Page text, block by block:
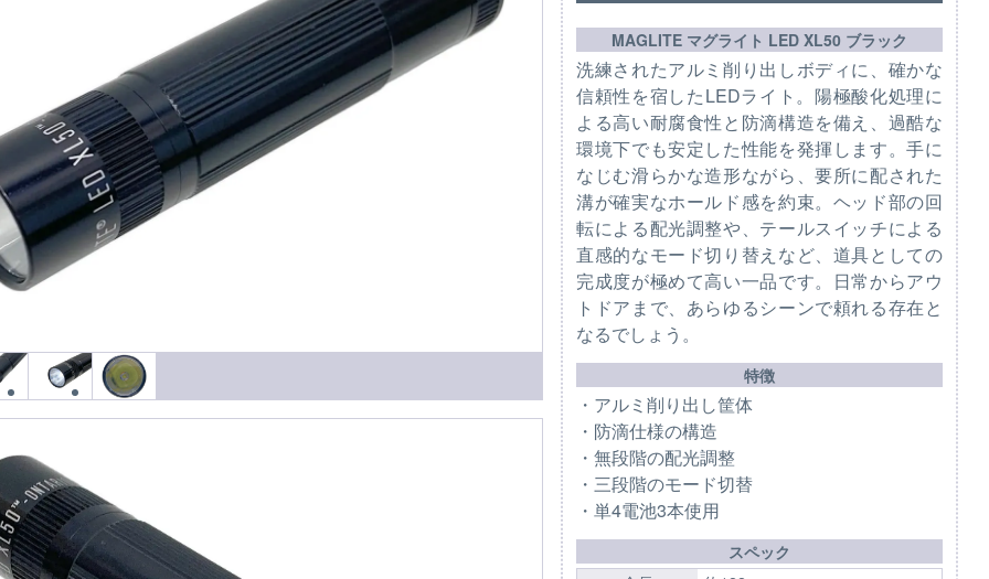
MAGLITE マグライト LED XL50 ブラック
洗練されたアルミ削り出しボディに、確かな
信頼性を宿したLEDライト。陽極酸化処理に
よる高い耐腐食性と防滴構造を備え、過酷な
環境下でも安定した性能を発揮します。手に
なじむ滑らかな造形ながら、要所に配された
溝が確実なホールド感を約束。ヘッド部の回
転による配光調整や、テールスイッチによる
直感的なモード切り替えなど、道具としての
完成度が極めて高い一品です。日常からアウ
トドアまで、あらゆるシーンで頼れる存在と
なるでしょう。
特徴
・アルミ削り出し筐体
・防滴仕様の構造
・無段階の配光調整
・三段階のモード切替
・単4電池3本使用
スペック